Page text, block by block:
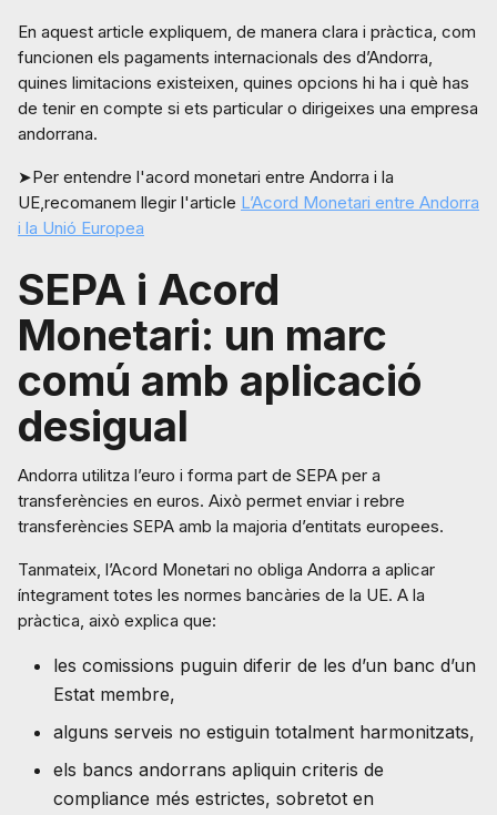
En aquest article expliquem, de manera clara i pràctica, com
funcionen els pagaments internacionals des d’Andorra,
quines limitacions existeixen, quines opcions hi ha i què has
de tenir en compte si ets particular o dirigeixes una empresa
andorrana.
➤Per entendre l'acord monetari entre Andorra i la
UE,recomanem llegir l'article L’Acord Monetari entre Andorra
i la Unió Europea
SEPA i Acord
Monetari: un marc
comú amb aplicació
desigual
Andorra utilitza l’euro i forma part de SEPA per a
transferències en euros. Això permet enviar i rebre
transferències SEPA amb la majoria d’entitats europees.
Tanmateix, l’Acord Monetari no obliga Andorra a aplicar
íntegrament totes les normes bancàries de la UE. A la
pràctica, això explica que:
les comissions puguin diferir de les d’un banc d’un
Estat membre,
alguns serveis no estiguin totalment harmonitzats,
els bancs andorrans apliquin criteris de
compliance més estrictes, sobretot en